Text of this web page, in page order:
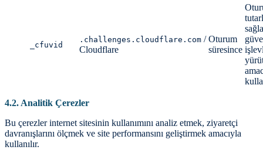
_cfuvid
.challenges.cloudflare.com /
Cloudflare
Oturum
süresince
4.2. Analitik Çerezler
Bu çerezler internet sitesinin kullanımını analiz etmek, ziyaretçi
davranışlarını ölçmek ve site performansını geliştirmek amacıyla
kullanılır.